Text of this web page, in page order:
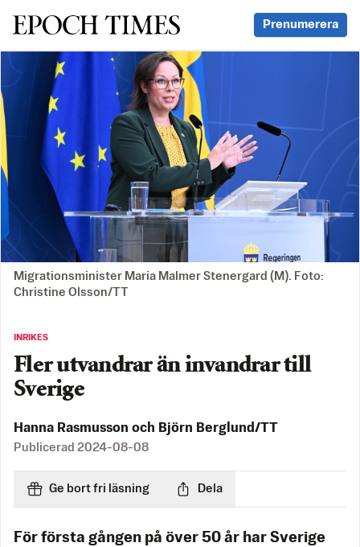
Svenska Epoch Times Prenumerera
Migrationsminister Maria Malmer Stenergard (M). Foto:
Christine Olsson/TT
INRIKES
Fler utvandrar än invandrar till
Sverige
Hanna Rasmusson och Björn Berglund/TT
Publicerad 2024-08-08
Ge bort fri läsning Dela
För första gången på över 50 år har Sverige